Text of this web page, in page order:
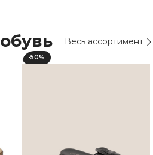
обувь Весь ассортимент
-50%